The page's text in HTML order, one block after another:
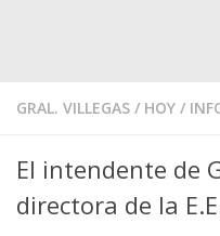
GRAL. VILLEGAS / HOY /
El intendente de
directora de la